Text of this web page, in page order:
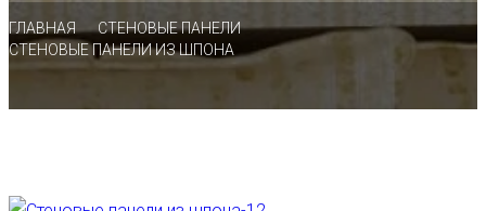
ГЛАВНАЯ
СТЕНОВЫЕ ПАНЕЛИ
СТЕНОВЫЕ ПАНЕЛИ ИЗ ШПОНА